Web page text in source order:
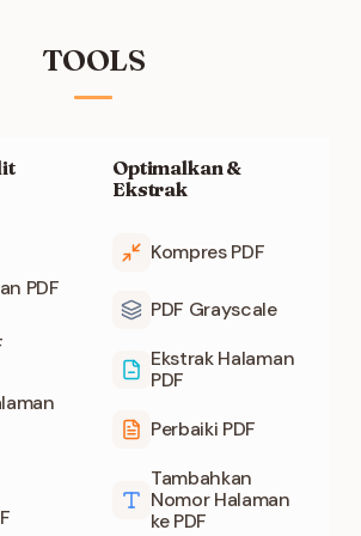
TOOLS
PDF
Optimalkan &
Ekstrak
Kompres PDF
PDF Grayscale
Ekstrak Halaman
PDF
Perbaiki PDF
Tambahkan
Nomor Halaman
ke PDF